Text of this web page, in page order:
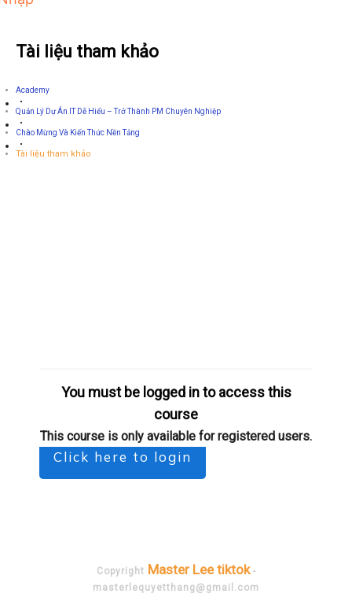
Tài liệu tham khảo
Academy
Quản Lý Dự Án IT Dễ Hiểu – Trở Thành PM Chuyên Nghiệp
Chào Mừng Và Kiến Thức Nền Tảng
Tài liệu tham khảo
You must be logged in to access this
course
This course is only available for registered users.
Click here to login
Copyright Master Lee tiktok-
masterlequyetthang@gmail.com